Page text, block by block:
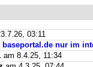
03:11
nur im
am 8.4.25, 11:34